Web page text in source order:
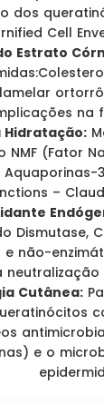
dos
Cell
Estrato
na
Hidratação:
NMF (Fator
–
Dismutase,
e não-
neutralização
Cutânea:
e o